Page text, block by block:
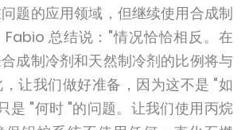
题的应用领域，但继续使用合成制
Fabio 总结说："情况恰恰相反。在
成制冷剂和天然制冷剂的比例将与
让我们做好准备，因为这不是 "如
是 "何时 "的问题。让我们使用丙烷